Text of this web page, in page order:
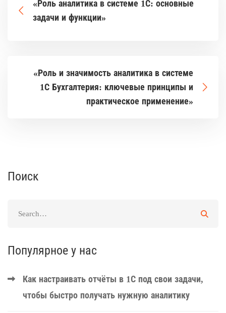
«Роль аналитика в системе 1С: основные
задачи и функции»
«Роль и значимость аналитика в системе
1С Бухгалтерия: ключевые принципы и
практическое применение»
Поиск
Популярное у нас
Как настраивать отчёты в 1С под свои задачи,
чтобы быстро получать нужную аналитику